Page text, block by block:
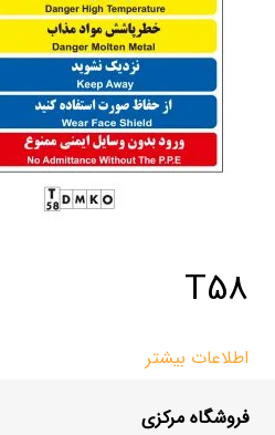
T58
اطلاعات بیشتر
فروشگاه مرکزی